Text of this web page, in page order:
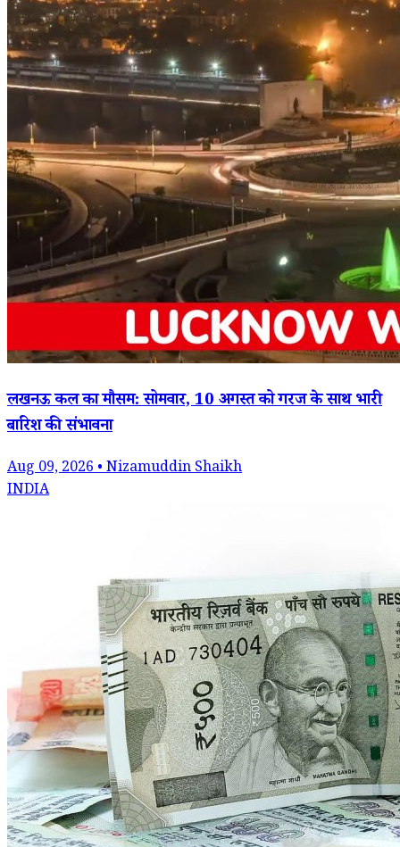
लखनऊ कल का मौसम: सोमवार, 10 अगस्त को गरज के साथ भारी
बारिश की संभावना
Aug 09, 2026 • Nizamuddin Shaikh
INDIA